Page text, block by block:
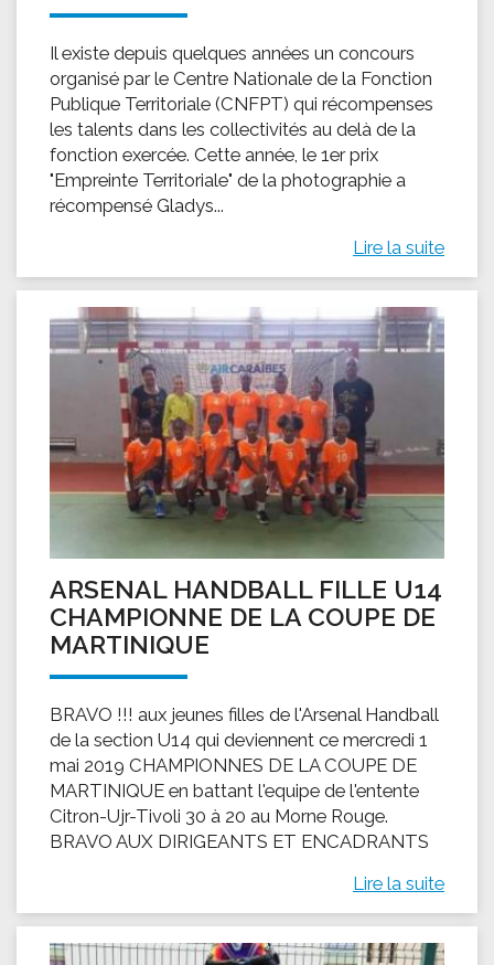
Il existe depuis quelques années un concours
organisé par le Centre Nationale de la Fonction
Publique Territoriale (CNFPT) qui récompenses
les talents dans les collectivités au delà de la
fonction exercée. Cette année, le 1er prix
"Empreinte Territoriale" de la photographie a
récompensé Gladys...
Lire la suite
ARSENAL HANDBALL FILLE U14
CHAMPIONNE DE LA COUPE DE
MARTINIQUE
BRAVO !!! aux jeunes filles de l'Arsenal Handball
de la section U14 qui deviennent ce mercredi 1
mai 2019 CHAMPIONNES DE LA COUPE DE
MARTINIQUE en battant l'equipe de l'entente
Citron-Ujr-Tivoli 30 à 20 au Morne Rouge.
BRAVO AUX DIRIGEANTS ET ENCADRANTS
Lire la suite